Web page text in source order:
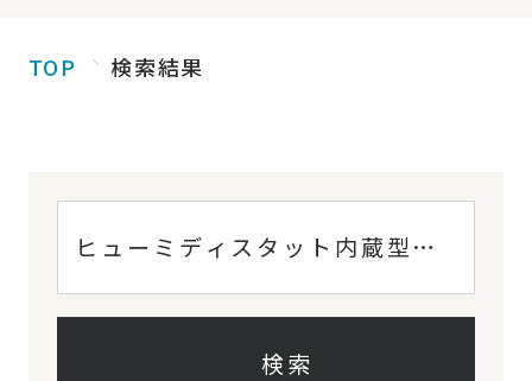
TOP 検索結果
検索